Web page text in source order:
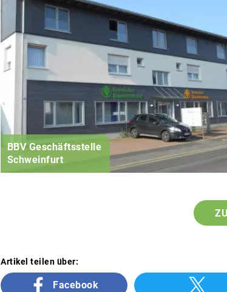
BBV Geschäftsstelle
Schweinfurt
Artikel teilen über:
Facebook